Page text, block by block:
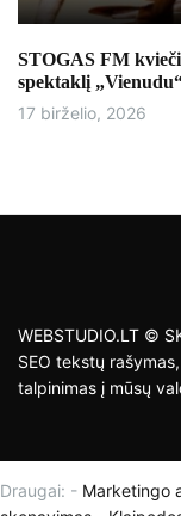
STOGAS FM
spektaklį
17 birželio, 2026
WEBSTUDIO.LT ©
SEO tekstų
talpinimas į mūsų
Draugai: - Marketingo